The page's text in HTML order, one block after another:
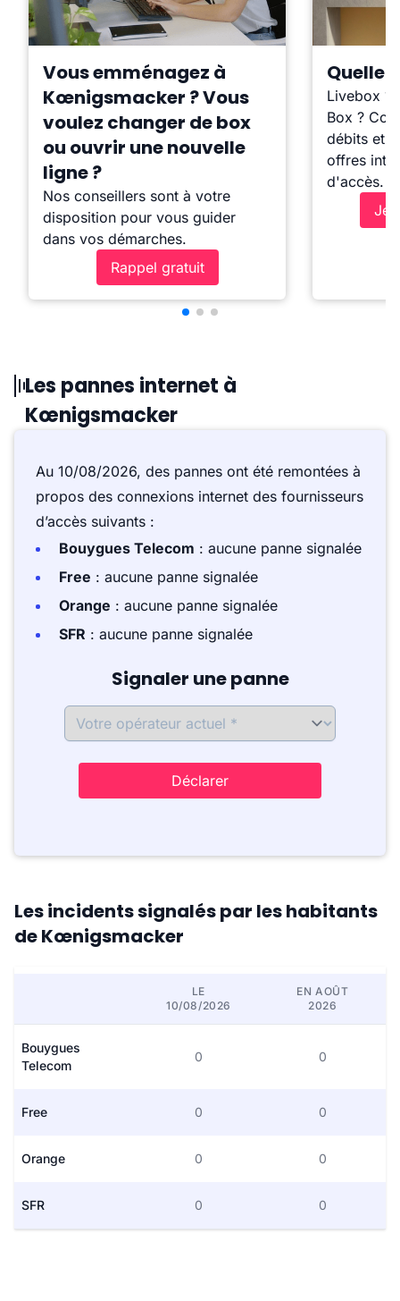
Vous emménagez à
Kœnigsmacker ? Vous
voulez changer de box
ou ouvrir une nouvelle
ligne ?
Nos conseillers sont à votre
disposition pour vous guider
dans vos démarches.
Rappel gratuit
Quelle
Livebox ?
Box ?
débits et
offres
d'accès.
Je
Les pannes internet à
Kœnigsmacker
Au 10/08/2026, des pannes ont été remontées à
propos des connexions internet des fournisseurs
d’accès suivants :
Bouygues Telecom : aucune panne signalée
Free : aucune panne signalée
Orange : aucune panne signalée
SFR : aucune panne signalée
Signaler une panne
Déclarer
Les incidents signalés par les habitants
de Kœnigsmacker
LE
10/08/2026
EN AOÛT
2026
Bouygues
Telecom
0 0
Free 0 0
Orange 0 0
SFR 0 0